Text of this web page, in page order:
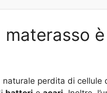
materasso è
perdita di cellule